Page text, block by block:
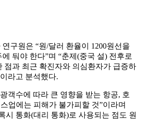
구원은 “원/달러 환율이 1200원선을
둬야 한다”며 “춘제(중국 설) 전후로
점과 최근 확진자와 의심환자가 급증하
라고 분석했다.
객수에 따라 큰 영향을 받는 항공, 호
업에는 피해가 불가피할 것”이라며
시 통화(대리 통화)로 사용되는 점도 원